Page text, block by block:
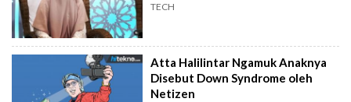
TECH
Atta Halilintar Ngamuk Anaknya
Disebut Down Syndrome oleh
Netizen